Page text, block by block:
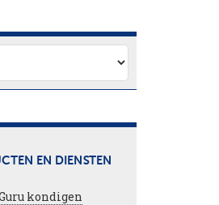
EN DIENSTEN
kondigen